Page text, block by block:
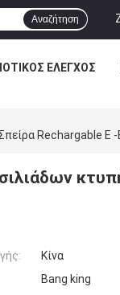
Αναζήτηση
ΈΛΕΓΧΟΣ
Rechargable Ε
Κίνα
Bang king